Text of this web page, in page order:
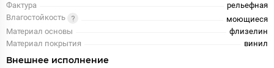
Фактура
рельефная
Влагостойкость
моющиеся
Материал основы
флизелин
Материал покрытия
винил
Внешнее исполнение